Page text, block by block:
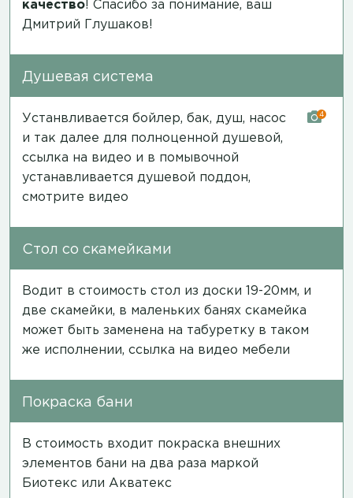
качество! Спасибо за понимание, ваш
Дмитрий Глушаков!
Душевая система
Устанвливается бойлер, бак, душ, насос
и так далее для полноценной душевой,
ссылка на видео и в помывочной
устанавливается душевой поддон,
смотрите видео
4
Стол со скамейками
Водит в стоимость стол из доски 19-20мм, и
две скамейки, в маленьких банях скамейка
может быть заменена на табуретку в таком
же исполнении, ссылка на видео мебели
Покраска бани
В стоимость входит покраска внешних
элементов бани на два раза маркой
Биотекс или Акватекс